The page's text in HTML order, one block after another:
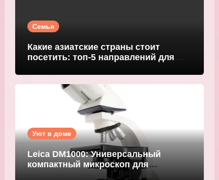
Семья
Какие азиатские страны стоит
посетить: топ-5 направлений для
Уют в доме
Leica DM1000: Универсальный
компактный микроскоп для
современных лабораторий